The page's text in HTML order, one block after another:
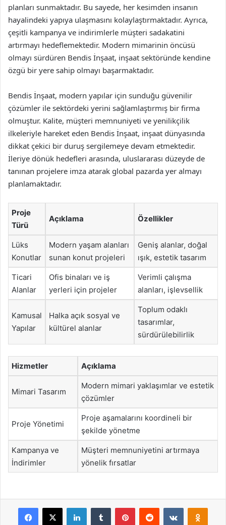
planları sunmaktadır. Bu sayede, her kesimden insanın
hayalindeki yapıya ulaşmasını kolaylaştırmaktadır. Ayrıca,
çeşitli kampanya ve indirimlerle müşteri sadakatini
artırmayı hedeflemektedir. Modern mimarinin öncüsü
olmayı sürdüren Bendis İnşaat, inşaat sektöründe kendine
özgü bir yere sahip olmayı başarmaktadır.
Bendis İnşaat, modern yapılar için sunduğu güvenilir
çözümler ile sektördeki yerini sağlamlaştırmış bir firma
olmuştur. Kalite, müşteri memnuniyeti ve yenilikçilik
ilkeleriyle hareket eden Bendis İnşaat, inşaat dünyasında
dikkat çekici bir duruş sergilemeye devam etmektedir.
İleriye dönük hedefleri arasında, uluslararası düzeyde de
tanınan projelere imza atarak global pazarda yer almayı
planlamaktadır.
Proje
Türü
Açıklama Özellikler
Lüks
Konutlar
Modern yaşam alanları
sunan konut projeleri
Geniş alanlar, doğal
ışık, estetik tasarım
Ticari
Alanlar
Ofis binaları ve iş
yerleri için projeler
Verimli çalışma
alanları, işlevsellik
Kamusal
Yapılar
Halka açık sosyal ve
kültürel alanlar
Toplum odaklı
tasarımlar,
sürdürülebilirlik
Hizmetler Açıklama
Mimari Tasarım
Modern mimari yaklaşımlar ve estetik
çözümler
Proje Yönetimi
Proje aşamalarını koordineli bir
şekilde yönetme
Kampanya ve
İndirimler
Müşteri memnuniyetini artırmaya
yönelik fırsatlar
Facebook
X LinkedInTumblr PinterestReddit VKontakte